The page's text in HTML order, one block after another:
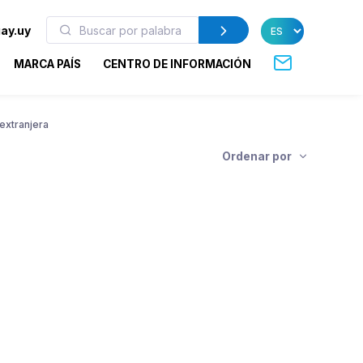
MARCA PAÍS CENTRO DE INFORMACIÓN
Ordenar por